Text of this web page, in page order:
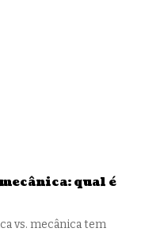
qual é
vs. mecânica tem